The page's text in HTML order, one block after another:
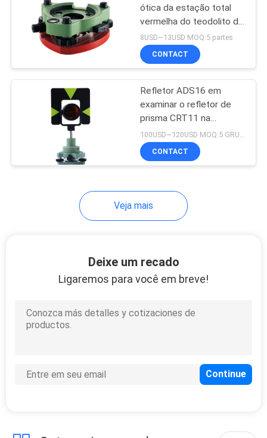
ótica da estação total
vermelha do teodolito da
base de prisma GDF122
na estação total
8USD~13USD MOQ:5 partes
CONTACT
Refletor ADS16 em
examinar o refletor de
prisma CRT11 na
estação total
100USD~120USD MOQ:5 GRUPOS
CONTACT
Veja mais
Deixe um recado
Ligaremos para você em breve!